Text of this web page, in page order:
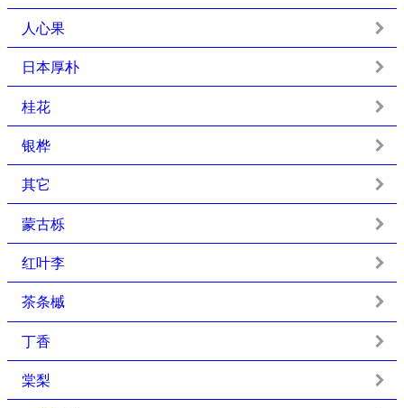
人心果
日本厚朴
桂花
银桦
其它
蒙古栎
红叶李
茶条槭
丁香
棠梨